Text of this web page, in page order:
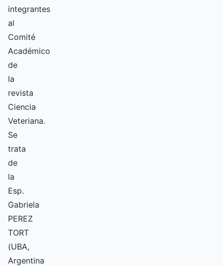
integrantes
al
Comité
Académico
de
la
revista
Ciencia
Veteriana.
Se
trata
de
la
Esp.
Gabriela
PEREZ
TORT
(UBA,
Argentina